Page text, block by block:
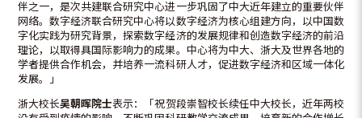
伴之一，是次共建联合研究中心进一步巩固了中大近年建立的重要伙伴
网络。数字经济联合研究中心将以数字经济为核心组建方向，以中国数
字化实践为研究背景，探索数字经济的发展规律和创造数字经济的前沿
理论，以取得具国际影响力的成果。中心将为中大、浙大及世界各地的
学者提供合作机会，并培养一流科研人才，促进数字经济和区域一体化
发展。」
浙大校长吴朝晖院士表示：「祝贺段崇智校长续任中大校长，近年两校